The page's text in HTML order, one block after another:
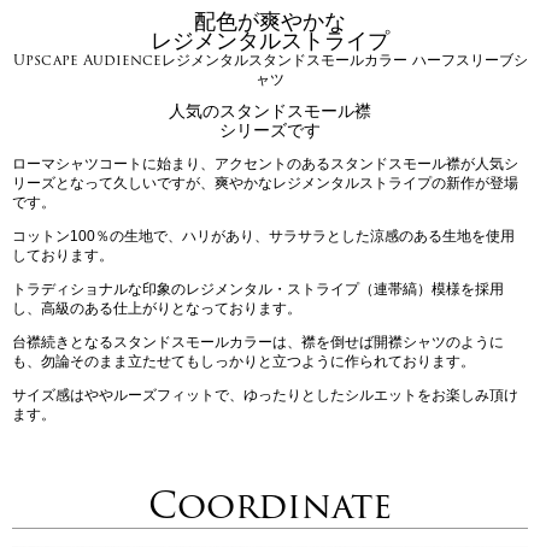
配色が爽やかな
レジメンタルストライプ
Upscape Audienceレジメンタルスタンドスモールカラー ハーフスリーブシ
ャツ
人気のスタンドスモール襟
シリーズです
ローマシャツコートに始まり、アクセントのあるスタンドスモール襟が人気シ
リーズとなって久しいですが、爽やかなレジメンタルストライプの新作が登場
です。
コットン100％の生地で、ハリがあり、サラサラとした涼感のある生地を使用
しております。
トラディショナルな印象のレジメンタル・ストライプ（連帯縞）模様を採用
し、高級のある仕上がりとなっております。
台襟続きとなるスタンドスモールカラーは、襟を倒せば開襟シャツのように
も、勿論そのまま立たせてもしっかりと立つように作られております。
サイズ感はややルーズフィットで、ゆったりとしたシルエットをお楽しみ頂け
ます。
Coordinate